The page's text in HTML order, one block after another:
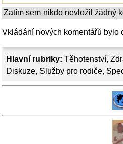
Hlavní rubriky: Těhotenství,
Diskuze, Služby pro rodiče,
Zatím sem nikdo nevložil žádný
Vkládání nových komentářů bylo